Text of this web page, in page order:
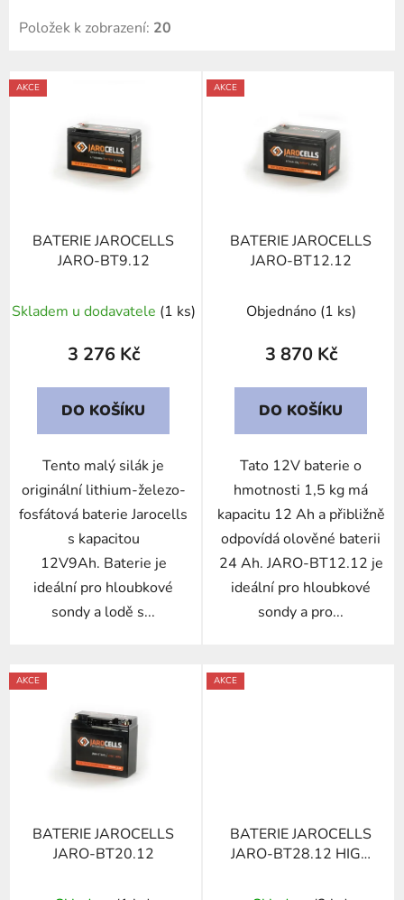
Položek k zobrazení: 20
V
ý
k
AKCE
BATERIE JAROCELLS
JARO-BT9.12
Skladem u dodavatele (1 ks)
3 276 Kč
DO KOŠÍKU
Tento malý silák je
originální lithium-železo-
fosfátová baterie Jarocells
s kapacitou
12V9Ah. Baterie je
ideální pro hloubkové
sondy a lodě s...
AKCE
BATERIE JAROCELLS
JARO-BT12.12
Objednáno (1 ks)
3 870 Kč
DO KOŠÍKU
Tato 12V baterie o
hmotnosti 1,5 kg má
kapacitu 12 Ah a přibližně
odpovídá olověné baterii
24 Ah. JARO-BT12.12 je
ideální pro hloubkové
sondy a pro...
AKCE
BATERIE JAROCELLS
JARO-BT20.12
AKCE
BATERIE JAROCELLS
JARO-BT28.12 HIGH